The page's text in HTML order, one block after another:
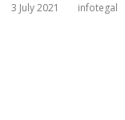
3 July 2021 infotegal